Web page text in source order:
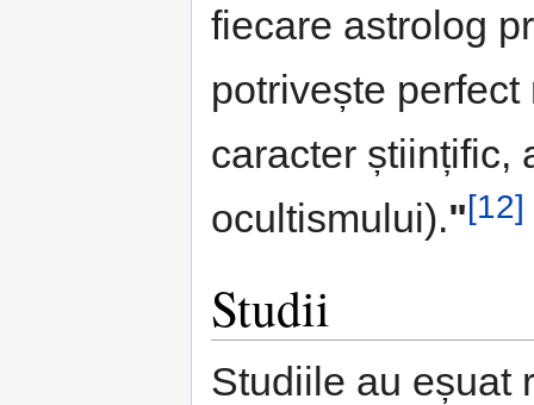
fiecare astrolog
potrivește
caracter științific,
ocultismului)."[12]
Studii
Studiile au eșuat